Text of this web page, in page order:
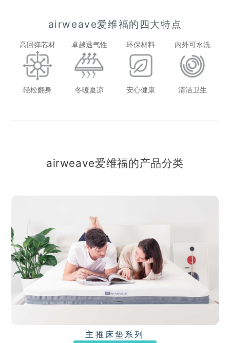
airweave爱维福的四大特点
高回弹芯材
轻松翻身
卓越透气性
冬暖夏凉
环保材料
安心健康
内外可水洗
清洁卫生
airweave爱维福的产品分类
主推床垫系列